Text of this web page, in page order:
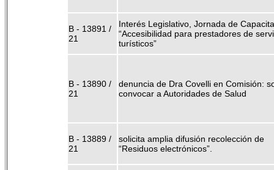
B - 13891 /
21
Interés Legislativo, Jornada de
“Accesibilidad para prestadores de
turísticos”
B - 13890 /
21
denuncia de Dra Covelli en Comisión:
convocar a Autoridades de Salud
B - 13889 /
21
solicita amplia difusión recolección de
“Residuos electrónicos”.